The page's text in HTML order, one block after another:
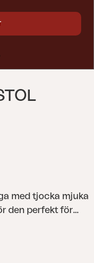
med tjocka mjuka
den perfekt för
och